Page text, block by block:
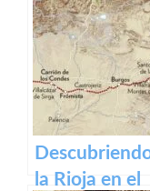
la Rioja en el